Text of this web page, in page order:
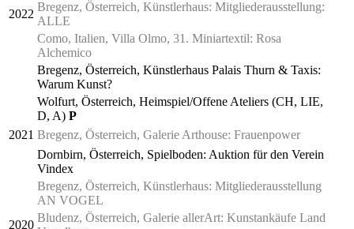
2022
Bregenz, Österreich, Künstlerhaus: Mitgliederausstellung:
ALLE
Como, Italien, Villa Olmo, 31. Miniartextil: Rosa
Alchemico
Bregenz, Österreich, Künstlerhaus Palais Thurn & Taxis:
Warum Kunst?
Wolfurt, Österreich, Heimspiel/Offene Ateliers (CH, LIE,
D, A) P
2021 Bregenz, Österreich, Galerie Arthouse: Frauenpower
Dornbirn, Österreich, Spielboden: Auktion für den Verein
Vindex
Bregenz, Österreich, Künstlerhaus: Mitgliederausstellung
AN VOGEL
2020
Bludenz, Österreich, Galerie allerArt: Kunstankäufe Land